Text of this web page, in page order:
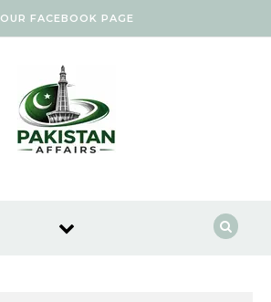
OUR FACEBOOK PAGE